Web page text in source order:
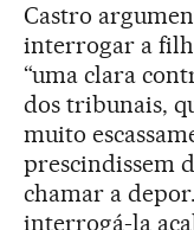
Castro
interrogar a
“uma clara
dos tribunais,
muito
prescindissem
chamar a
interrogá-la